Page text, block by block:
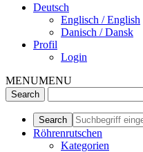
Deutsch
Englisch / English
Danisch / Dansk
Profil
Login
MENUMENU
Röhrenrutschen
Kategorien